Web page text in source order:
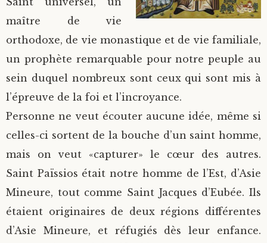
maître de vie
orthodoxe, de vie monastique et de vie familiale,
un prophète remarquable pour notre peuple au
sein duquel nombreux sont ceux qui sont mis à
l’épreuve de la foi et l’incroyance.
Personne ne veut écouter aucune idée, même si
celles-ci sortent de la bouche d’un saint homme,
mais on veut «capturer» le cœur des autres.
Saint Païssios était notre homme de l’Est, d’Asie
Mineure, tout comme Saint Jacques d’Eubée. Ils
étaient originaires de deux régions différentes
d’Asie Mineure, et réfugiés dès leur enfance.